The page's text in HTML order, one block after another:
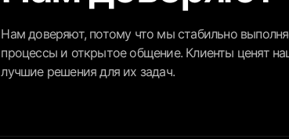
Нам доверяют, потому что мы стабильно
процессы и открытое общение. Клиенты ценят
лучшие решения для их задач.